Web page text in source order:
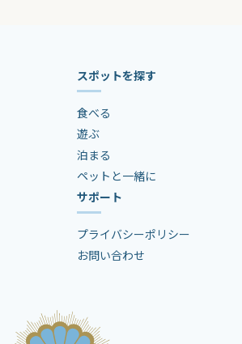
スポットを探す
食べる
遊ぶ
泊まる
ペットと一緒に
サポート
プライバシーポリシー
お問い合わせ